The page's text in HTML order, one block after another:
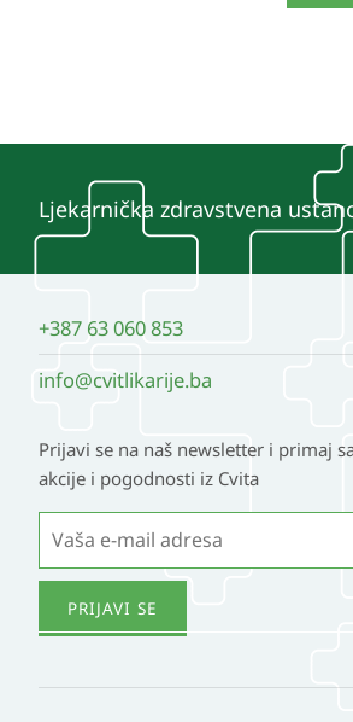
Ljekarnička zdravstvena
+387 63 060 853
info@cvitlikarije.ba
Prijavi se na naš newsletter i primaj
akcije i pogodnosti iz Cvita